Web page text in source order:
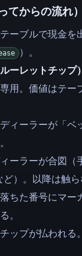
てからの流れ）
テーブルで現金を
）。
ーレットチップ）
用。価値はテー
ディーラーが「ベ
ィーラーが合図（
ど）。以降は触ら
ちた番号にマー
。
ップが払われる